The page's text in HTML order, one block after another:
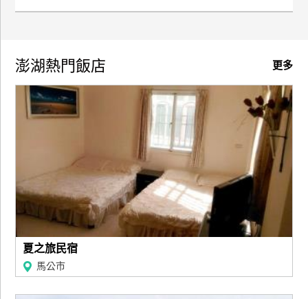
更多
澎湖熱門飯店
夏之旅民宿
馬公市